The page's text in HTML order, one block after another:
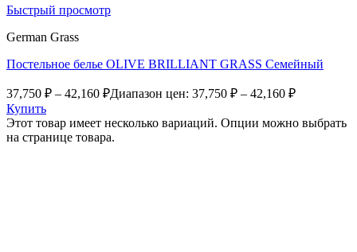
Быстрый просмотр
German Grass
Постельное белье OLIVE BRILLIANT GRASS Семейный
37,750 ₽ – 42,160 ₽Диапазон цен: 37,750 ₽ – 42,160 ₽
Купить
Этот товар имеет несколько вариаций. Опции можно выбрать
на странице товара.